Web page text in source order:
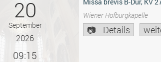
20
September
2026
09:15
Wiener Hofburgkapelle
Details